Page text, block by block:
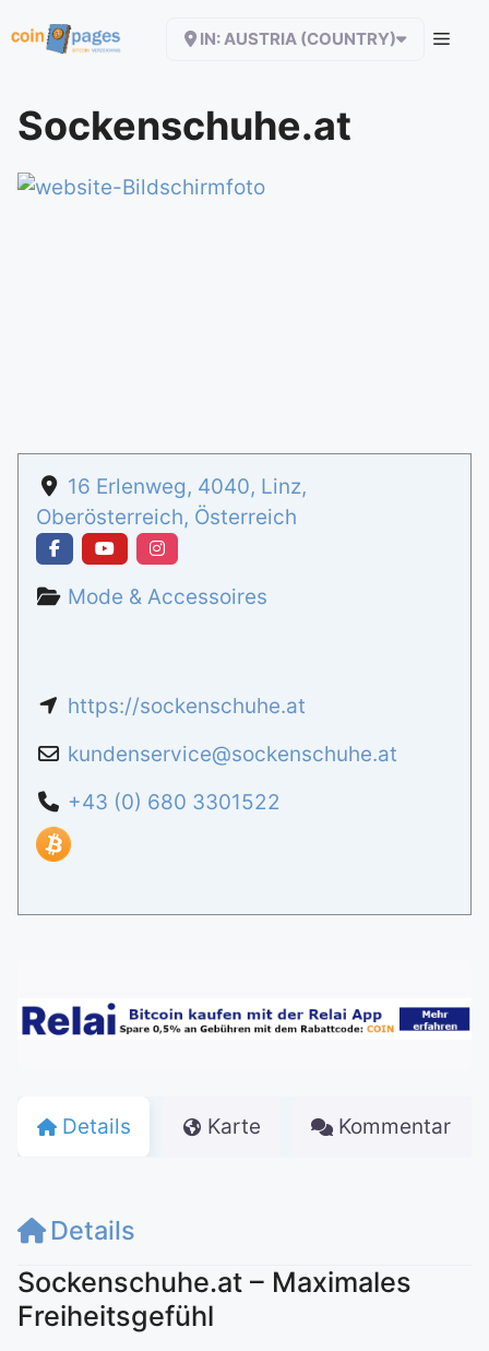
Inhalt
IN: AUSTRIA (COUNTRY)
Sockenschuhe.at
16 Erlenweg, 4040, Linz,
Oberösterreich, Österreich
Mode & Accessoires
https://sockenschuhe.at
kundenservice@sockenschuhe.at
+43 (0) 680 3301522
Details Karte Kommentar
Details
Sockenschuhe.at – Maximales
Freiheitsgefühl